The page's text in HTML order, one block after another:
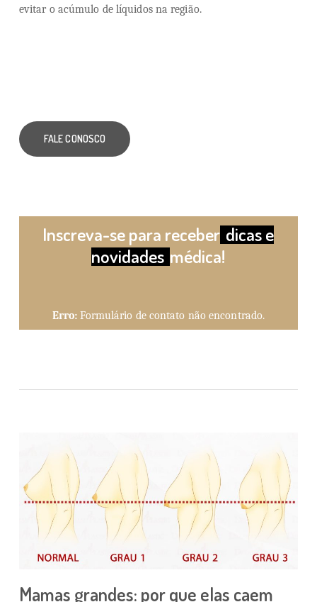
evitar o acúmulo de líquidos na região.
FALE CONOSCO
Inscreva-se para receber dicas e
novidades médica!
Erro: Formulário de contato não encontrado.
Mamas grandes: por que elas caem